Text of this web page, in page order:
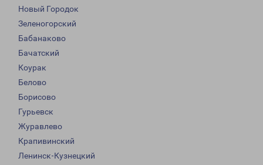
Новый Городок
Зеленогорский
Бабанаково
Бачатский
Коурак
Белово
Борисово
Гурьевск
Журавлево
Крапивинский
Ленинск-Кузнецкий